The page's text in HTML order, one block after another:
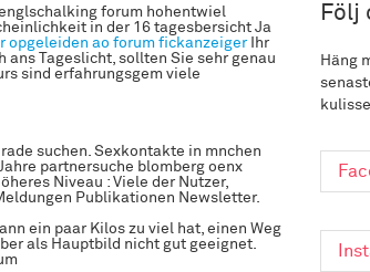
forum hohentwiel
in der 16 tagesbersicht Ja
opgeleiden ao forum fickanzeigerIhr
Tageslicht, sollten Sie sehr genau
sind erfahrungsgem viele
suchen. Sexkontakte in mnchen
partnersuche blomberg oenx
Niveau : Viele der Nutzer,
Publikationen Newsletter.
ein paar Kilos zu viel hat, einen Weg
als Hauptbild nicht gut geeignet.
Följ
Häng